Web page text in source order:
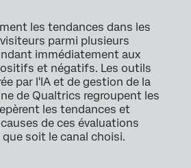
les tendances dans les
parmi plusieurs
immédiatement aux
et négatifs. Les outils
par l'IA et de gestion de la
de Qualtrics regroupent les
les tendances et
de ces évaluations
soit le canal choisi.